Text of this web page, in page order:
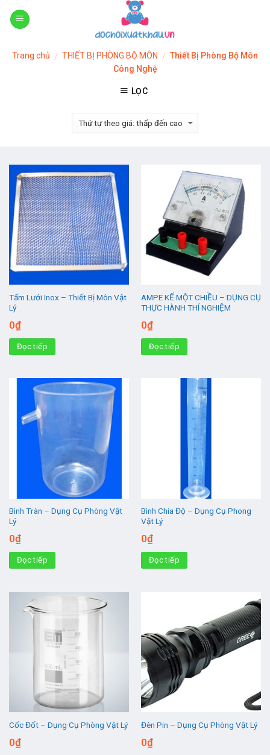
Skip
Trang chủ / THIẾT BỊ PHÒNG BỘ MÔN / Thiết Bị Phòng Bộ Môn
Công Nghệ
LỌC
Tấm Lưới Inox – Thiết Bị Môn Vật
Lý
0₫
Đọc tiếp
AMPE KẾ MỘT CHIỀU – DỤNG CỤ
THỰC HÀNH THÍ NGHIỆM
0₫
Đọc tiếp
Bình Tràn – Dụng Cụ Phòng Vật
Lý
0₫
Đọc tiếp
Bình Chia Độ – Dụng Cụ Phong
Vật Lý
0₫
Đọc tiếp
Cốc Đốt – Dụng Cụ Phòng Vật Lý
0₫
Đèn Pin – Dụng Cụ Phòng Vật Lý
0₫